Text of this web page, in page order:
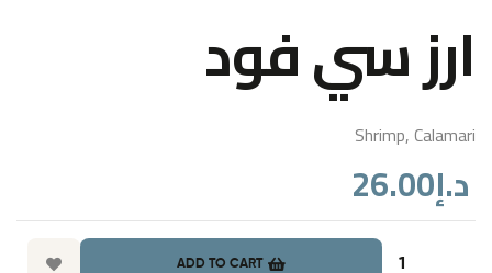
ارز سي فود
Shrimp, Calamari
د.إ26.00
ADD TO CART